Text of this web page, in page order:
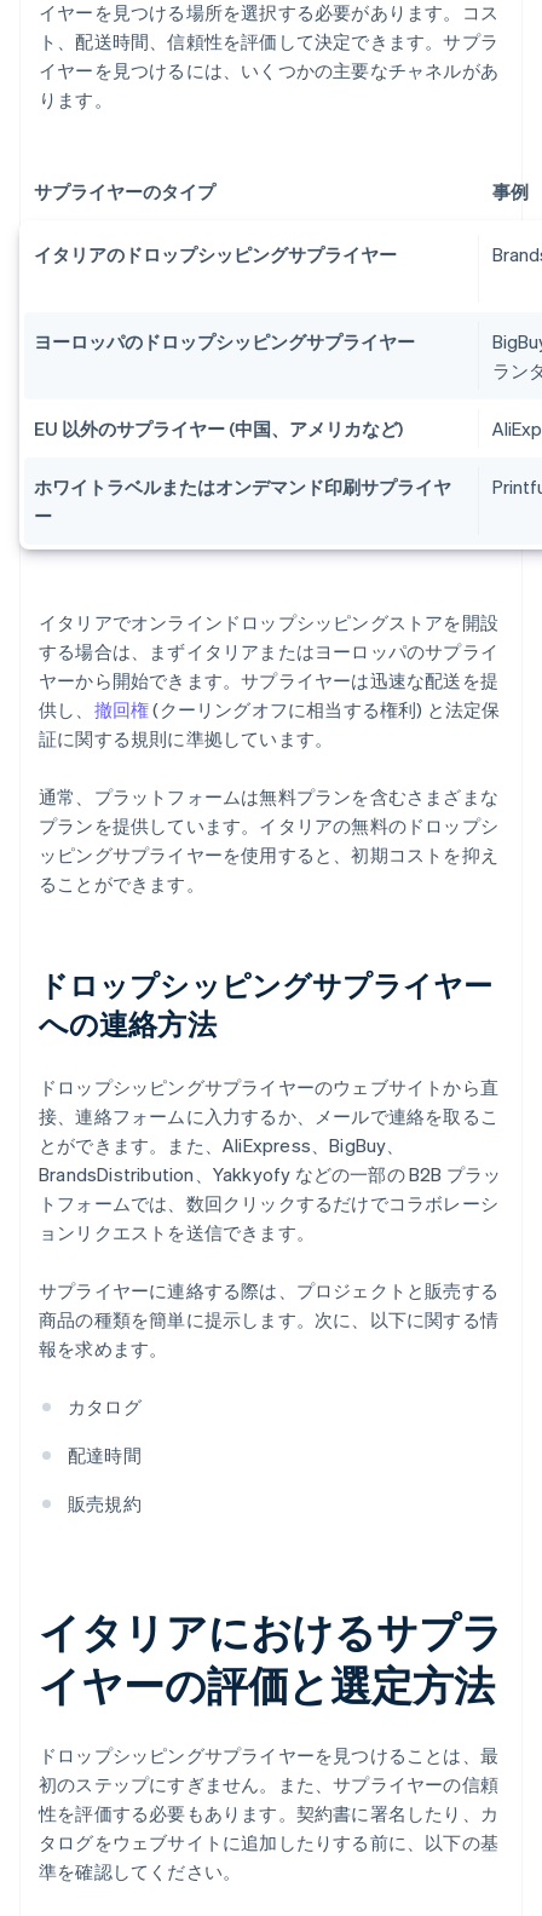
イヤーを見つける場所を選択する必要があります。コス
ト、配送時間、信頼性を評価して決定できます。サプラ
イヤーを見つけるには、いくつかの主要なチャネルがあ
ります。
サプライヤーのタイプ 事例
イタリアのドロップシッピングサプライヤー
ヨーロッパのドロップシッピングサプライヤー
ラン
EU 以外のサプライヤー (中国、アメリカなど)
ホワイトラベルまたはオンデマンド印刷サプライヤ
ー
イタリアでオンラインドロップシッピングストアを開設
する場合は、まずイタリアまたはヨーロッパのサプライ
ヤーから開始できます。サプライヤーは迅速な配送を提
供し、 撤回権(クーリングオフに相当する権利) と法定保
証に関する規則に準拠しています。
通常、プラットフォームは無料プランを含むさまざまな
プランを提供しています。イタリアの無料のドロップシ
ッピングサプライヤーを使用すると、初期コストを抑え
ることができます。
ドロップシッピングサプライヤー
への連絡方法
ドロップシッピングサプライヤーのウェブサイトから直
接、連絡フォームに入力するか、メールで連絡を取るこ
とができます。また、AliExpress、BigBuy、
BrandsDistribution、Yakkyofy などの一部の B2B プラッ
トフォームでは、数回クリックするだけでコラボレーシ
ョンリクエストを送信できます。
サプライヤーに連絡する際は、プロジェクトと販売する
商品の種類を簡単に提示します。次に、以下に関する情
報を求めます。
カタログ
配達時間
販売規約
イタリアにおけるサプラ
イヤーの評価と選定方法
ドロップシッピングサプライヤーを見つけることは、最
初のステップにすぎません。また、サプライヤーの信頼
性を評価する必要もあります。契約書に署名したり、カ
タログをウェブサイトに追加したりする前に、以下の基
準を確認してください。